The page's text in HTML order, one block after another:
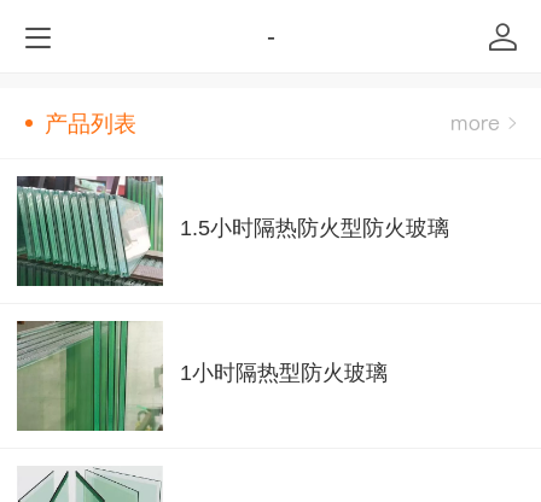
-
产品列表
1.5小时隔热防火型防火玻璃
1小时隔热型防火玻璃